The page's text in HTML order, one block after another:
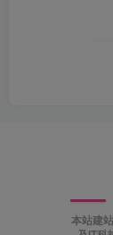
本站建